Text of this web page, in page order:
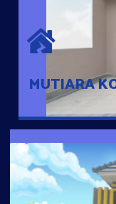
MUTIARA
Hunian
kota, 2 menit